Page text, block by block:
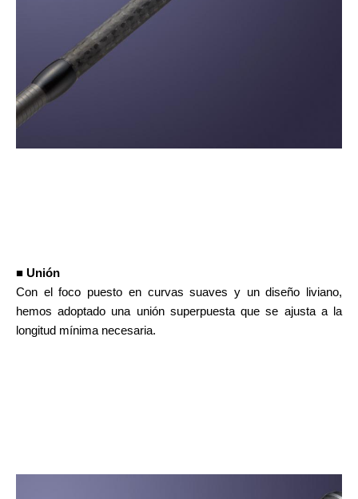
■ Unión
Con el foco puesto en curvas suaves y un diseño liviano,
hemos adoptado una unión superpuesta que se ajusta a la
longitud mínima necesaria.